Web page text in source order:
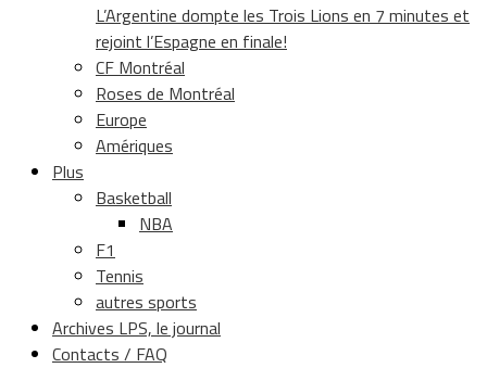
L’Argentine dompte les Trois Lions en 7 minutes et
rejoint l’Espagne en finale!
CF Montréal
Roses de Montréal
Europe
Amériques
Plus
Basketball
NBA
F1
Tennis
autres sports
Archives LPS, le journal
Contacts / FAQ